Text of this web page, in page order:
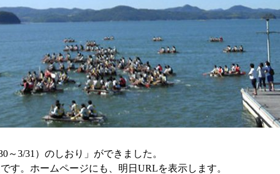
3/31）のしおり」ができました。
す。ホームページにも、明日URLを表示します。